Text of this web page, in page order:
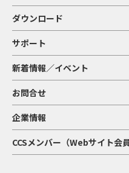
ダウンロード
サポート
新着情報／イベント
お問合せ
企業情報
CCSメンバー（Webサイト会員